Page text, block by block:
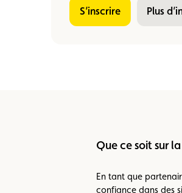
S’inscrire Plus
Que ce soit sur
En tant que
confiance dans des